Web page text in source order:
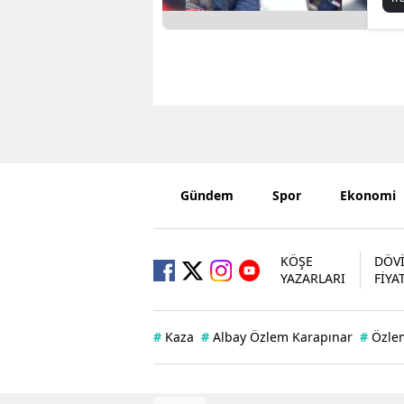
Gündem Spor Ekonomi
KÖŞE
YAZARLARI
# Kaza # Albay Özlem Karapınar #